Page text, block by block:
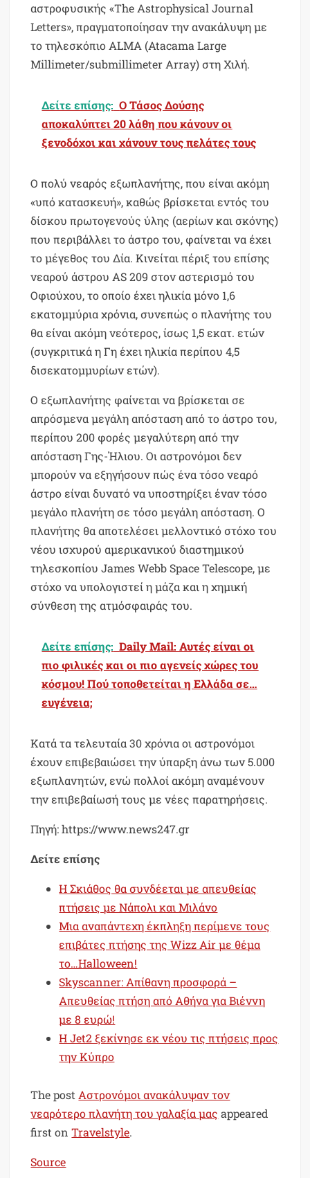
αστροφυσικής «The Astrophysical Journal
Letters», πραγματοποίησαν την ανακάλυψη με
το τηλεσκόπιο ALMA (Atacama Large
Millimeter/submillimeter Array) στη Χιλή.
Δείτε επίσης: Ο Τάσος Δούσης
αποκαλύπτει 20 λάθη που κάνουν οι
ξενοδόχοι και χάνουν τους πελάτες τους
Ο πολύ νεαρός εξωπλανήτης, που είναι ακόμη
«υπό κατασκευή», καθώς βρίσκεται εντός του
δίσκου πρωτογενούς ύλης (αερίων και σκόνης)
που περιβάλλει το άστρο του, φαίνεται να έχει
το μέγεθος του Δία. Κινείται πέριξ του επίσης
νεαρού άστρου AS 209 στον αστερισμό του
Οφιούχου, το οποίο έχει ηλικία μόνο 1,6
εκατομμύρια χρόνια, συνεπώς ο πλανήτης του
θα είναι ακόμη νεότερος, ίσως 1,5 εκατ. ετών
(συγκριτικά η Γη έχει ηλικία περίπου 4,5
δισεκατομμυρίων ετών).
Ο εξωπλανήτης φαίνεται να βρίσκεται σε
απρόσμενα μεγάλη απόσταση από το άστρο του,
περίπου 200 φορές μεγαλύτερη από την
απόσταση Γης-Ήλιου. Οι αστρονόμοι δεν
μπορούν να εξηγήσουν πώς ένα τόσο νεαρό
άστρο είναι δυνατό να υποστηρίξει έναν τόσο
μεγάλο πλανήτη σε τόσο μεγάλη απόσταση. Ο
πλανήτης θα αποτελέσει μελλοντικό στόχο του
νέου ισχυρού αμερικανικού διαστημικού
τηλεσκοπίου James Webb Space Telescope, με
στόχο να υπολογιστεί η μάζα και η χημική
σύνθεση της ατμόσφαιράς του.
Δείτε επίσης: Daily Mail: Αυτές είναι οι
πιο φιλικές και οι πιο αγενείς χώρες του
κόσμου! Πού τοποθετείται η Ελλάδα σε…
ευγένεια;
Κατά τα τελευταία 30 χρόνια οι αστρονόμοι
έχουν επιβεβαιώσει την ύπαρξη άνω των 5.000
εξωπλανητών, ενώ πολλοί ακόμη αναμένουν
την επιβεβαίωσή τους με νέες παρατηρήσεις.
Πηγή: https://www.news247.gr
Δείτε επίσης
Η Σκιάθος θα συνδέεται με απευθείας
πτήσεις με Νάπολι και Μιλάνο
Μια αναπάντεχη έκπληξη περίμενε τους
επιβάτες πτήσης της Wizz Air με θέμα
το…Halloween!
Skyscanner: Απίθανη προσφορά –
Απευθείας πτήση από Αθήνα για Βιέννη
με 8 ευρώ!
Η Jet2 ξεκίνησε εκ νέου τις πτήσεις προς
την Κύπρο
The post Αστρονόμοι ανακάλυψαν τον
νεαρότερο πλανήτη του γαλαξία μας appeared
first onTravelstyle.
Source